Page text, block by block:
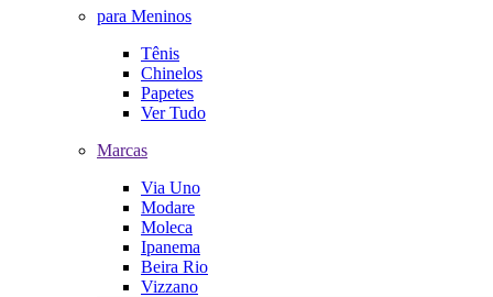
para Meninos
Tênis
Chinelos
Papetes
Ver Tudo
Marcas
Via Uno
Modare
Moleca
Ipanema
Beira Rio
Vizzano